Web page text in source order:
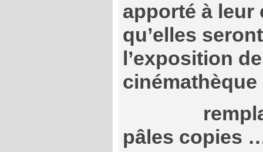
apporté à
qu’elles
l’exposition
pâles copies